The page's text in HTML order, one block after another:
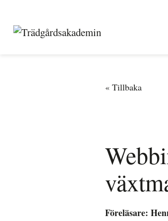
Föreläsare: